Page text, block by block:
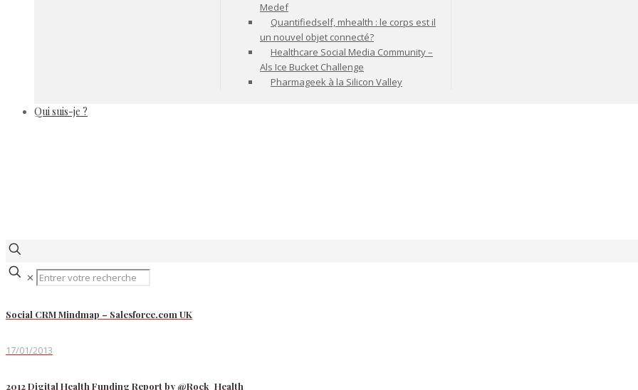
Medef
Quantifiedself, mhealth : le corps est il
un nouvel objet connecté?
Healthcare Social Media Community –
Als Ice Bucket Challenge
Pharmageek à la Silicon Valley
Qui suis-je ?
✕
Social CRM Mindmap – Salesforce.com UK
17/01/2013
2012 Digital Health Funding Report by @Rock_Health